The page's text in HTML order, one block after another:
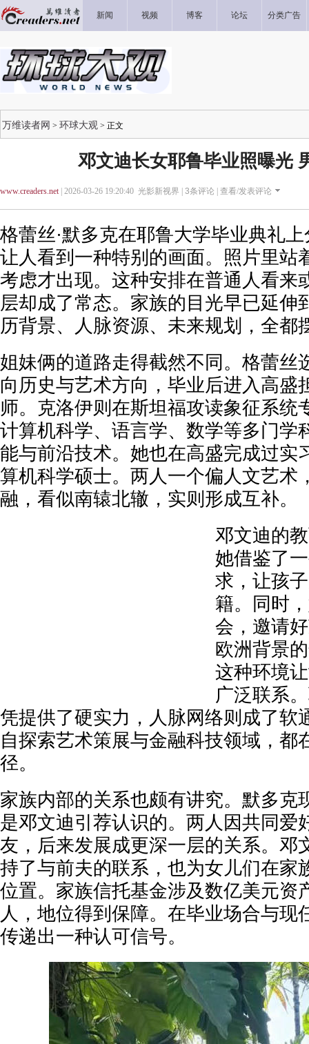
新闻 视频 博客 论坛 分类广告
万维读者网 > 环球大观 > 正文
邓文迪长女耶鲁毕业照曝光
www.creaders.net| 2026-03-26 19:20:40 光影新视界 | 3条评论 | 查看/发表评论
格蕾丝·默多克在耶鲁大学毕业典礼
让人看到一种特别的画面。照片里站
考虑才出现。这种安排在普通人看来
层却成了常态。家族的目光早已延伸
历背景、人脉资源、未来规划，全都
姐妹俩的道路走得截然不同。格蕾丝
向历史与艺术方向，毕业后进入高盛
师。克洛伊则在斯坦福攻读象征系统
计算机科学、语言学、数学等多门学
能与前沿技术。她也在高盛完成过实
算机科学硕士。两人一个偏人文艺术
融，看似南辕北辙，实则形成互补。
邓文迪的
她借鉴了
求，让孩
籍。同时
会，邀请
欧洲背景
这种环境
广泛联系
凭提供了硬实力，人脉网络则成了软
自探索艺术策展与金融科技领域，都
径。
家族内部的关系也颇有讲究。默多克
是邓文迪引荐认识的。两人因共同爱
友，后来发展成更深一层的关系。邓
持了与前夫的联系，也为女儿们在家
位置。家族信托基金涉及数亿美元资
人，地位得到保障。在毕业场合与现
传递出一种认可信号。